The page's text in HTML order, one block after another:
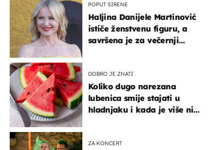
POPUT SIRENE
Haljina Danijele Martinović
ističe ženstvenu figuru, a
savršena je za večernji
DOBRO JE ZNATI
Koliko dugo narezana
lubenica smije stajati u
hladnjaku i kada je više nije
ZA KONCERT